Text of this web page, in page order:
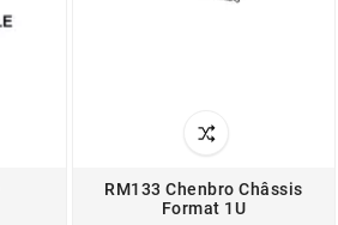
RM133 Chenbro Châssis
Format 1U